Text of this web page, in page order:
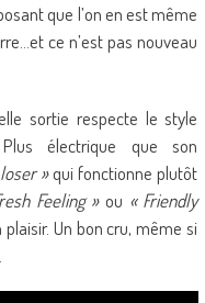
que l’on en est même
ce n’est pas nouveau
sortie respecte le style
électrique que son
»qui fonctionne plutôt
Feeling »ou « Friendly
Un bon cru, même si